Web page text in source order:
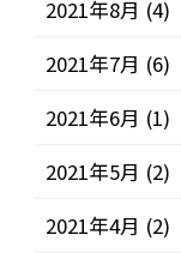
2021年8月 (4)
2021年7月 (6)
2021年6月 (1)
2021年5月 (2)
2021年4月 (2)